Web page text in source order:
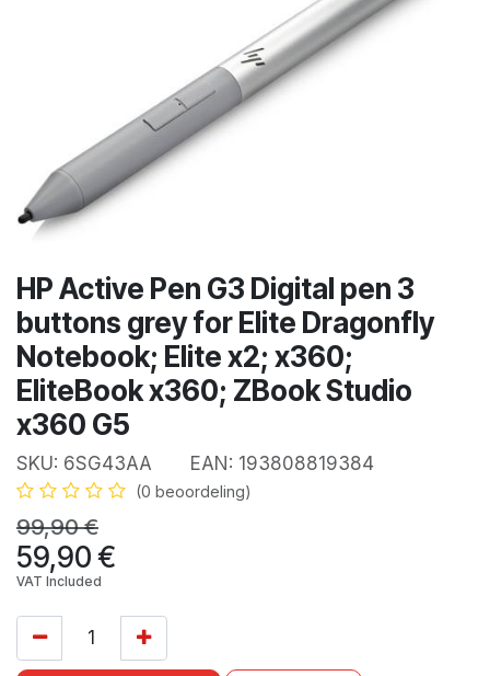
HP Active Pen G3 Digital pen 3
buttons grey for Elite Dragonfly
Notebook; Elite x2; x360;
EliteBook x360; ZBook Studio
x360 G5
SKU: 6SG43AA EAN: 193808819384
(0 beoordeling)
99,90€
59,90€
VAT Included